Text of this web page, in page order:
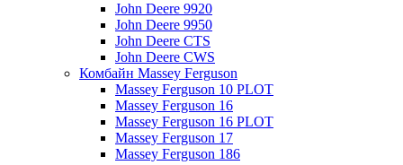
John Deere 9920
John Deere 9950
John Deere CTS
John Deere CWS
Комбайн Massey Ferguson
Massey Ferguson 10 PLOT
Massey Ferguson 16
Massey Ferguson 16 PLOT
Massey Ferguson 17
Massey Ferguson 186